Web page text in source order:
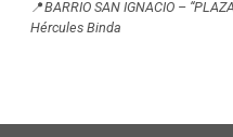
📍BARRIO SAN IGNACIO –
Hércules Binda